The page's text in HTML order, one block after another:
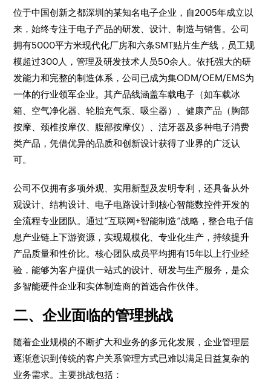
位于中国创新之都深圳的某知名电子企业，自2005年成立以
来，始终专注于电子产品的研发、设计、制造与销售。公司
拥有5000平方米现代化厂房和六条SMT贴片生产线，员工规
模超过300人，管理及研发技术人员50余人。依托强大的研
发能力和完整的制造体系，公司已成为集ODM/OEM/EMS为
一体的行业领军企业。其产品线涵盖车载电子（如车载冰
箱、空气净化器、轮胎充气泵、吸尘器）、健康产品（胸部
按摩、颈椎按摩仪、腹部按摩仪）、洁牙器及多种电子消费
类产品，凭借优异的品质和创新设计获得了业界的广泛认
可。
公司不仅拥有多项外观、实用新型及发明专利，还具备从外
观设计、结构设计、电子电路设计到核心智能数控件开发的
全流程专业团队。通过“互联网+智能制造”战略，整合电子信
息产业链上下游资源，实现规模化、专业化生产，持续提升
产品质量和性价比。核心团队成员平均拥有15年以上行业经
验，能够为客户提供一站式的设计、研发与生产服务，是众
多智能硬件企业和实体制造商的首选合作伙伴。
二、企业面临的管理挑战
随着企业规模的不断扩大和业务的多元化发展，企业管理层
逐渐意识到传统的客户关系管理方式已难以满足日益复杂的
业务需求。主要挑战包括：